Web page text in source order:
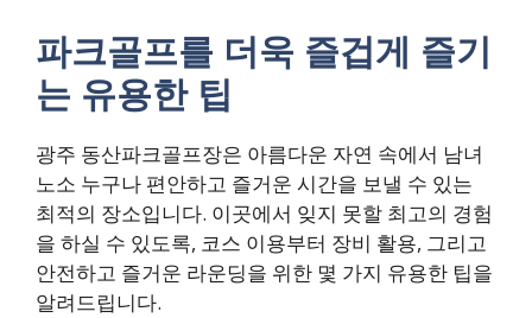
파크골프를 더욱 즐겁게 즐기
는 유용한 팁
광주 동산파크골프장은 아름다운 자연 속에서 남녀
노소 누구나 편안하고 즐거운 시간을 보낼 수 있는
최적의 장소입니다. 이곳에서 잊지 못할 최고의 경험
을 하실 수 있도록, 코스 이용부터 장비 활용, 그리고
안전하고 즐거운 라운딩을 위한 몇 가지 유용한 팁을
알려드립니다.